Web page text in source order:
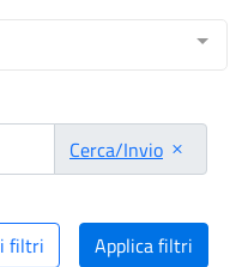
Cerca/Invio
filtri Applica filtri